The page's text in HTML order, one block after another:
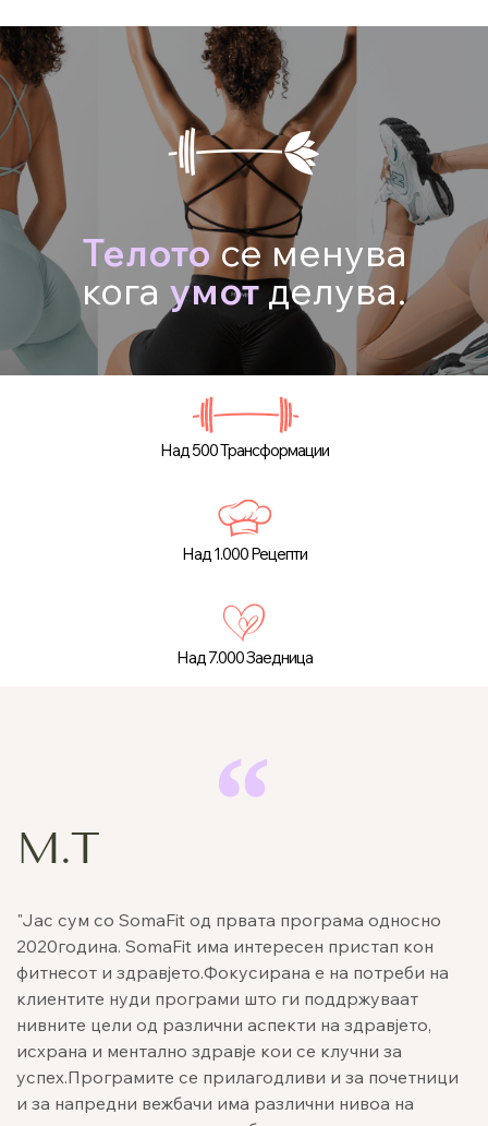
Телотосе менува
кога умотделува.
Над 500 Трансформации
Над 1.000 Рецепти
Над 7.000 Заедница
М.Т
"Jас сум со SomaFit од првата програма односно
2020година. SomaFit има интересен пристап кон
фитнесот и здравјето.Фокусирана е на потреби на
клиентите нуди програми што ги поддржуваат
нивните цели од различни аспекти на здравјето,
исхрана и ментално здравје кои се клучни за
успех.Програмите се прилагодливи и за почетници
и за напредни вежбачи има различни нивоа на